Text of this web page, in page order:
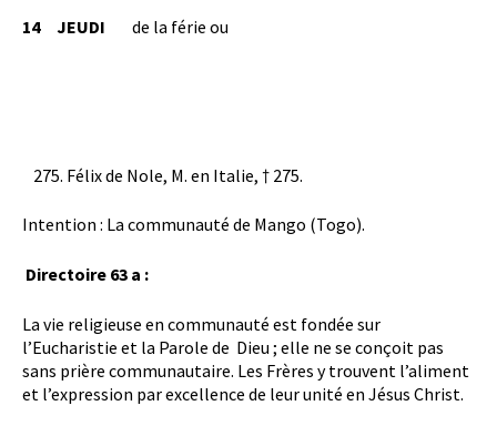
14 JEUDI de la férie ou
Félix de Nole, M. en Italie, † 275.
Intention : La communauté de Mango (Togo).
Directoire 63 a :
La vie religieuse en communauté est fondée sur
l’Eucharistie et la Parole de Dieu ; elle ne se conçoit pas
sans prière communautaire. Les Frères y trouvent l’aliment
et l’expression par excellence de leur unité en Jésus Christ.